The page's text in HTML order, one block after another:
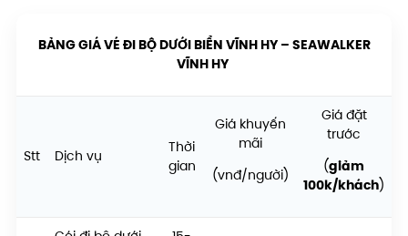
BẢNG GIÁ VÉ ĐI BỘ DƯỚI BIỂN VĨNH HY – SEAWALKER
VĨNH HY
Stt Dịch vụ
Thời
gian
Giá khuyến
mãi
(vnđ/người)
Giá đặt
trước
(giảm
100k/khách)